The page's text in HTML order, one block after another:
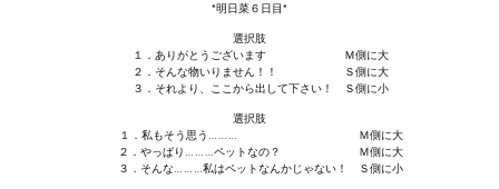
Корсары 3 Сундук мертвеца Remaster Fan Edition
Sea Dogs - City of Abandoned Ships Remaster Fan Edition
Sea Dogs Remaster Fan Edition
*明日菜６日目*
選択肢
１．ありがとうございます Ｍ側に大
２．そんな物いりません！！ Ｓ側に大
３．それより、ここから出して下さい！ Ｓ側に小
選択肢
１．私もそう思う……… Ｍ側に大
２．やっぱり………ペットなの？ Ｍ側に大
３．そんな………私はペットなんかじゃない！ Ｓ側に小